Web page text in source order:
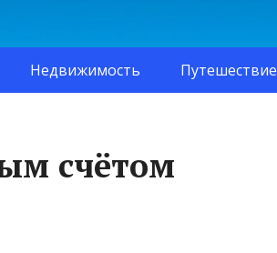
Недвижимость Путешествие
счётом